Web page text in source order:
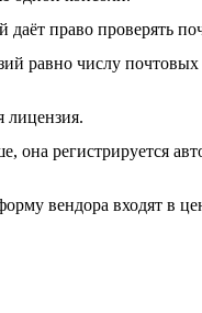
право проверять
равно числу
лицензия.
она регистрируется
вендора входят в